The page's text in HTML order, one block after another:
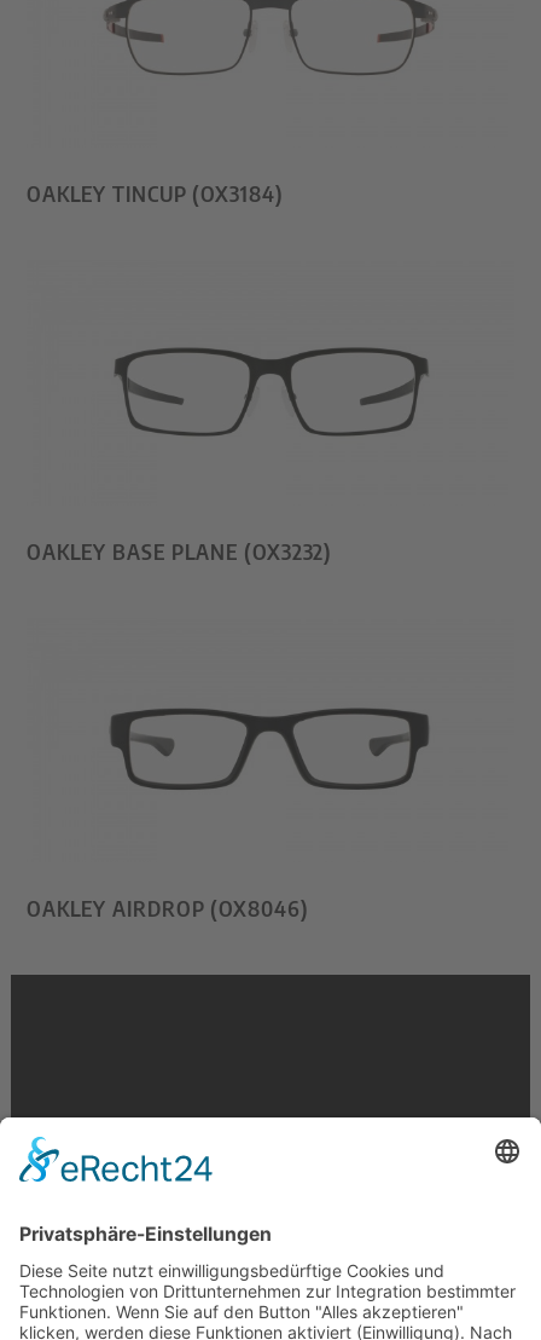
OAKLEY TINCUP (OX3184)
OAKLEY BASE PLANE (OX3232)
OAKLEY AIRDROP (OX8046)